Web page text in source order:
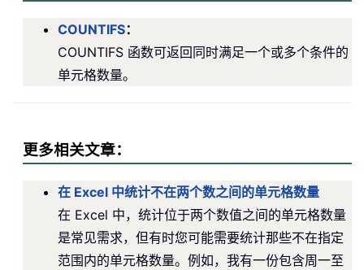
COUNTIFS：
COUNTIFS 函数可返回同时满足一个或多个条件的
单元格数量。
更多相关文章：
在 Excel 中统计不在两个数之间的单元格数量
在 Excel 中，统计位于两个数值之间的单元格数量
是常见需求，但有时您可能需要统计那些不在指定
范围内的单元格数量。例如，我有一份包含周一至